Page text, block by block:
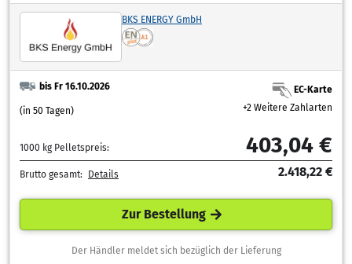
BKS ENERGY GmbH
bis Fr 16.10.2026
(in 50 Tagen)
EC-Karte
+2 Weitere Zahlarten
1000 kg Pelletspreis: 403,04 €
Brutto gesamt: Details 2.418,22 €
Zur Bestellung
Der Händler meldet sich bezüglich der Lieferung